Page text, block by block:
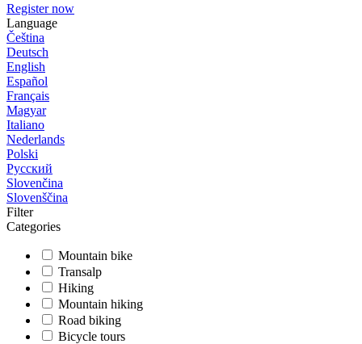
Register now
Language
Čeština
Deutsch
English
Español
Français
Magyar
Italiano
Nederlands
Polski
Русский
Slovenčina
Slovenščina
Filter
Categories
Mountain bike
Transalp
Hiking
Mountain hiking
Road biking
Bicycle tours